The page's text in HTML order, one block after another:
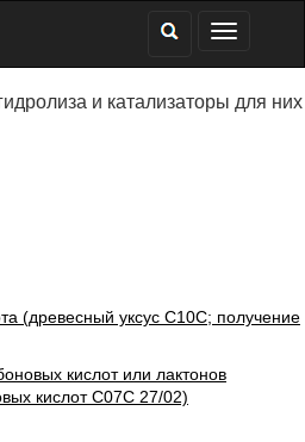
и катализаторы для них
(древесный уксус C10C; получение
кислот или лактонов
кислот C07C 27/02)